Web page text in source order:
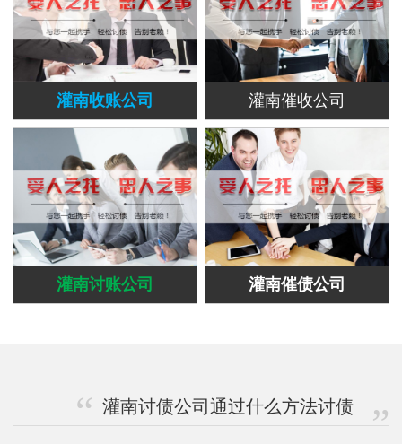
灌南收账公司 灌南催收公司
灌南讨账公司 灌南催债公司
灌南讨债公司通过什么方法讨债